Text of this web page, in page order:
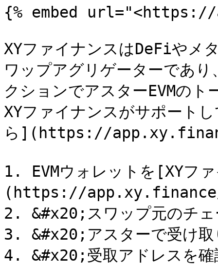
{% embed
XYファイナンスはDeFiやメ
ワップアグリゲーターであり
クションでアスターEVMの
XYファイナンスがサポート
ら](https://
1. EVMウォレットを[XYフ
(https://app.xy.finance/
2. &#x20;スワップ元のチェ
3. &#x20;アスターで受け取
4. &#x20;受取アドレスを